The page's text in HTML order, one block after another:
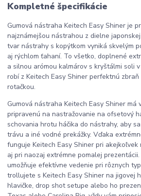
Kompletné špecifikácie
Gumová nástraha Keitech Easy Shiner je
najznámejšou nástrahou z dielne
tvar nástrahy s kopýtkom vyniká skvelým
aj rýchlom ťahaní. To všetko, doplnené
a silnou arómou kalmárov s kryštálmi soli
robí z Keitech Easy Shiner perfektnú
rotačkou.
Gumová nástraha Keitech Easy Shiner má
pripravenú na nastražovanie na ofsetový
schovania hrotu háčika do nástrahy, aby
trávu a iné vodné prekážky. Vďaka
funguje Keitech Easy Shiner pri
aj pri naozaj extrémne pomalej
umožňuje efektívne vedenie pri rôznych
trollujete s Keitech Easy Shiner na jigovej
hlavičke, drop shot setupe alebo ho